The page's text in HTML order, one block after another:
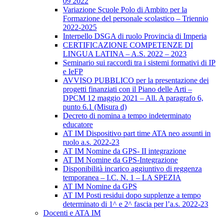
Variazione Scuole Polo di Ambito per la
Formazione del personale scolastico – Triennio
2022-2025
Interpello DSGA di ruolo Provincia di Imperia
CERTIFICAZIONE COMPETENZE DI
LINGUA LATINA – A.S. 2022 – 2023
Seminario sui raccordi tra i sistemi formativi di IP
e IeFP
AVVISO PUBBLICO per la presentazione dei
progetti finanziati con il Piano delle Arti –
DPCM 12 maggio 2021 – All. A paragrafo 6,
punto 6.1 (Misura d)
Decreto di nomina a tempo indeterminato
educatore
AT IM Dispositivo part time ATA neo assunti in
ruolo a.s. 2022-23
AT IM Nomine da GPS- II integrazione
AT IM Nomine da GPS-Integrazione
Disponibilità incarico aggiuntivo di reggenza
temporanea – I.C. N. 1 – LA SPEZIA
AT IM Nomine da GPS
AT IM Posti residui dopo supplenze a tempo
determinato di 1^ e 2^ fascia per l’a.s. 2022-23
Docenti e ATA IM